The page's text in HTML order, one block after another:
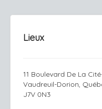
Lieux
11 Boulevard De La
Vaudreuil-Dorion,
J7V 0N3